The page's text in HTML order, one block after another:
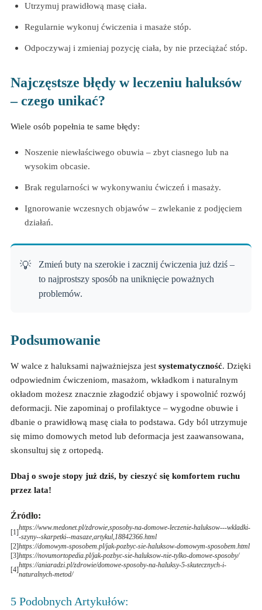
Utrzymuj prawidłową masę ciała.
Regularnie wykonuj ćwiczenia i masaże stóp.
Odpoczywaj i zmieniaj pozycję ciała, by nie przeciążać stóp.
Najczęstsze błędy w leczeniu haluksów
– czego unikać?
Wiele osób popełnia te same błędy:
Noszenie niewłaściwego obuwia – zbyt ciasnego lub na
wysokim obcasie.
Brak regularności w wykonywaniu ćwiczeń i masaży.
Ignorowanie wczesnych objawów – zwlekanie z podjęciem
działań.
Zmień buty na szerokie i zacznij ćwiczenia już dziś –
to najprostszy sposób na uniknięcie poważnych
problemów.
Podsumowanie
W walce z haluksami najważniejsza jest systematyczność. Dzięki
odpowiednim ćwiczeniom, masażom, wkładkom i naturalnym
okładom możesz znacznie złagodzić objawy i spowolnić rozwój
deformacji. Nie zapominaj o profilaktyce – wygodne obuwie i
dbanie o prawidłową masę ciała to podstawa. Gdy ból utrzymuje
się mimo domowych metod lub deformacja jest zaawansowana,
skonsultuj się z ortopedą.
Dbaj o swoje stopy już dziś, by cieszyć się komfortem ruchu
przez lata!
Źródło:
[1]
https://www.medonet.pl/zdrowie,sposoby-na-domowe-leczenie-haluksow---wkladki-
-szyny--skarpetki--masaze,artykul,18842366.html
[2]https://domowym-sposobem.pl/jak-pozbyc-sie-haluksow-domowym-sposobem.html
[3]https://novumortopedia.pl/jak-pozbyc-sie-haluksow-nie-tylko-domowe-sposoby/
[4]
https://aniaradzi.pl/zdrowie/domowe-sposoby-na-haluksy-5-skutecznych-i-
naturalnych-metod/
5 Podobnych Artykułów: